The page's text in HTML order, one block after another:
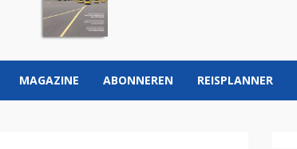
MAGAZINE ABONNEREN REISPLANNER